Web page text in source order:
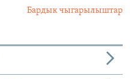
Бардык чыгарылыштар